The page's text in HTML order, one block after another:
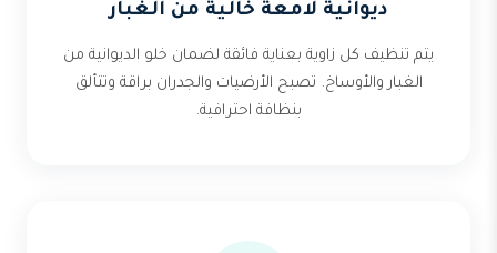
ديوانية لامعة خالية من الغبار
يتم تنظيف كل زاوية بعناية فائقة لضمان خلو الديوانية من
الغبار والأوساخ. تصبح الأرضيات والجدران براقة وتتألق
بنظافة احترافية.